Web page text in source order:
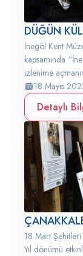
DÜĞÜN
İnegöl Kent
kapsamında
izlenime
18 Mayıs
Detaylı
18 Mart
Yıl dönümü